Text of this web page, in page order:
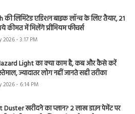
की लिमिटेड एडिशन बाइक लॉन्च के लिए तैयार, 21
कीमत में मिलेंगे प्रीमियम फीचर्स
2026 - 3:17 PM
Light का क्या काम है, कब और कैसे करें
ज्यादातर लोग नहीं जानते सही तरीका
2026 - 6:14 PM
खरीदने का प्लान? 2 लाख डाउन पेमेंट पर